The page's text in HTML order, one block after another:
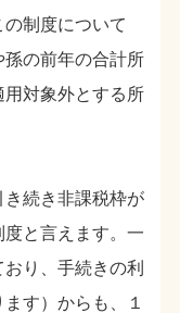
制度について
孫の前年の合計所
対象外とする所
き続き非課税枠が
と言えます。一
り、手続きの利
す）からも、１